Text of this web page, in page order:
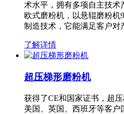
术水平，拥有多项自主技
欧式磨粉机，以悬辊磨粉机
制造技术，它能满足客户
了解详情
超压梯形磨粉机
获得了CE和国家证书，超
美国、英国、西班牙等客